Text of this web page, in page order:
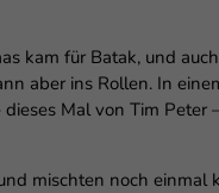
kam für Batak, und
aber ins Rollen. In
Mal von Tim Peter
mischten noch einmal